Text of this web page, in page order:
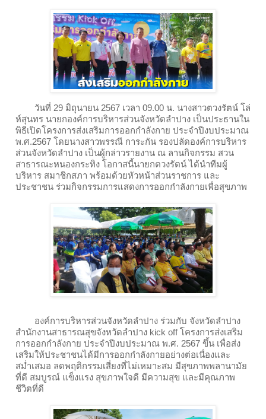
วันที่ 29 มิถุนายน 2567 เวลา 09.00 น. นางสาวตวงรัตน์ โล่
ห์สุนทร นายกองค์การบริหารส่วนจังหวัดลำปาง เป็นประธานใน
พิธีเปิดโครงการส่งเสริมการออกกำลังกาย ประจำปีงบประมาณ
พ.ศ.2567 โดยนางสาวพรรณี การะกัน รองปลัดองค์การบริหาร
ส่วนจังหวัดลำปาง เป็นผู้กล่าวรายงาน ณ ลานกิจกรรม สวน
สาธารณะหนองกระทิง โอกาสนี้นายกตวงรัตน์ ได้นำทีมผู้
บริหาร สมาชิกสภา พร้อมด้วยหัวหน้าส่วนราชการ และ
ประชาชน ร่วมกิจกรรมการแสดงการออกกำลังกายเพื่อสุขภาพ
องค์การบริหารส่วนจังหวัดลำปาง ร่วมกับ จังหวัดลำปาง
สำนักงานสาธารณสุขจังหวัดลำปาง kick off โครงการส่งเสริม
การออกกำลังกาย ประจำปีงบประมาณ พ.ศ. 2567 ขึ้น เพื่อส่ง
เสริมให้ประชาชนได้มีการออกกำลังกายอย่างต่อเนื่องและ
สม่ำเสมอ ลดพฤติกรรมเสี่ยงที่ไม่เหมาะสม มีสุขภาพพลานามัย
ที่ดี สมบูรณ์ แข็งแรง สุขภาพใจดี มีความสุข และมีคุณภาพ
ชีวิตที่ดี